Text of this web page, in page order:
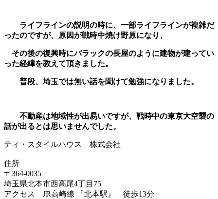
ライフラインの説明の時に、一部ライフラインが複雑だ
ったのですが、原因が戦時中焼け野原になり、
その後の復興時にバラックの長屋のように建物が建ってい
った経緯を教えて頂きました。
普段、埼玉では無い話を聞けて勉強になりました。
不動産は地域性が出易いですが、戦時中の東京大空襲の
話が出るとは思いませんでした。
ティ・スタイルハウス 株式会社
住所
〒364-0035
埼玉県北本市西高尾4丁目75
アクセス JR高崎線 『北本駅』 徒歩13分